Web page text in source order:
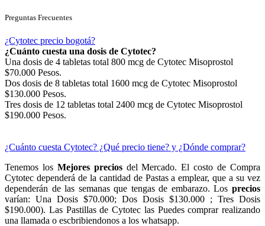
Preguntas Frecuentes
¿Cytotec precio bogotá?
¿Cuánto cuesta una dosis de Cytotec?
Una dosis de 4 tabletas total 800 mcg de Cytotec Misoprostol
$70.000 Pesos.
Dos dosis de 8 tabletas total 1600 mcg de Cytotec Misoprostol
$130.000 Pesos.
Tres dosis de 12 tabletas total 2400 mcg de Cytotec Misoprostol
$190.000 Pesos.
¿Cuánto cuesta Cytotec? ¿Qué precio tiene? y ¿Dónde comprar?
Tenemos los Mejores preciosdel Mercado. El costo de Compra
Cytotec dependerá de la cantidad de Pastas a emplear, que a su vez
dependerán de las semanas que tengas de embarazo. Los precios
varían: Una Dosis $70.000; Dos Dosis $130.000 ; Tres Dosis
$190.000). Las Pastillas de Cytotec las Puedes comprar realizando
una llamada o escbribiendonos a los whatsapp.